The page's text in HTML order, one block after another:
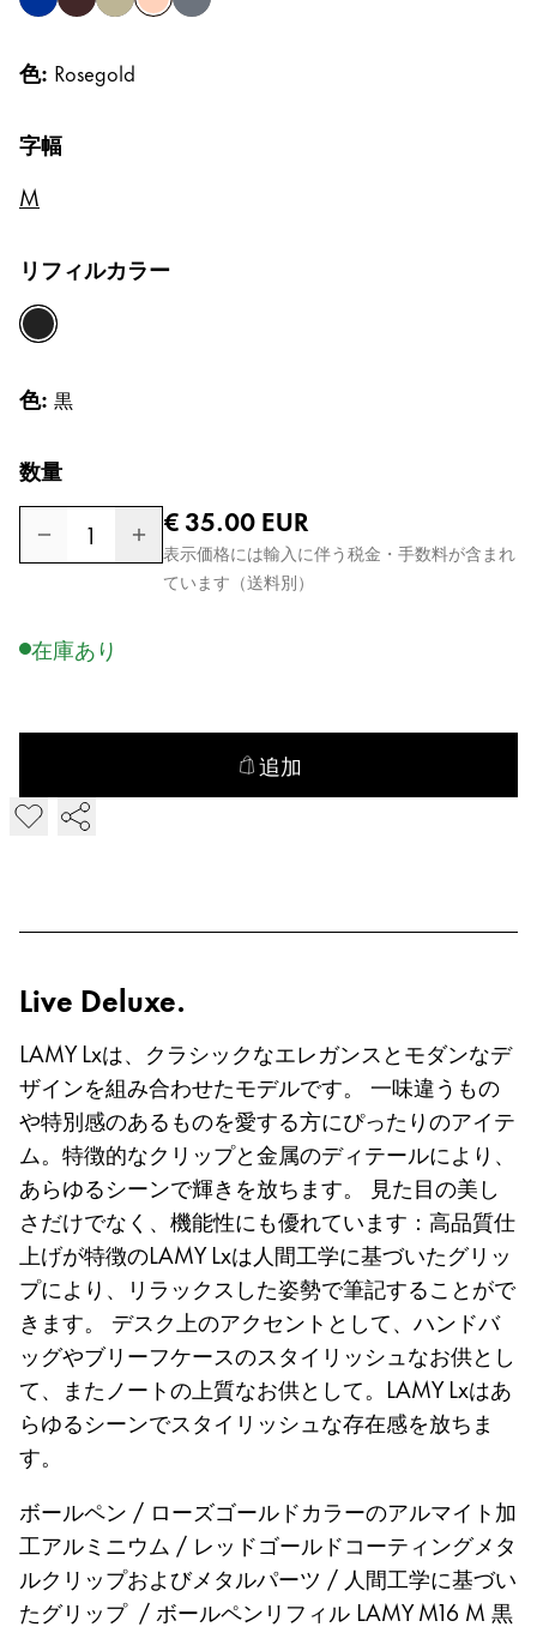
Gifts & Engraving
Holiday Special
Inspiration
LAMY x Kunstpalast
Creative Writing
Company
Corporate Culture
Quality
Pioneering spirit
JA/IE
この地域には、Lamyが顧客に提供している言語の
Greece
Ελληνικά
Poland
polski
Romania
română
Sweden
svenska
Türkiye
Türkçe
Central America and Caribbean
この地域には、Lamyが顧客に提供している言語の
North America
この地域には、Lamyが顧客に提供している言語の
South America
この地域には、Lamyが顧客に提供している言語の
Brazil
português
登録
bluemarronpalladium
rosegoldruthenium
色: Rosegold
字幅
M
リフィルカラー
黒
色: 黒
数量
1
通常価格
€ 35.00EUR
表示価格には輸入に伴う税金・手数料が含まれ
ています（送料別）
在庫あり
追加
LAMY Lx ボールペン を追加
Live Deluxe.
LAMY Lxは、クラシックなエレガンスとモダンなデ
ザインを組み合わせたモデルです。 一味違うもの
や特別感のあるものを愛する方にぴったりのアイテ
ム。特徴的なクリップと金属のディテールにより、
あらゆるシーンで輝きを放ちます。 見た目の美し
さだけでなく、機能性にも優れています：高品質仕
上げが特徴のLAMY Lxは人間工学に基づいたグリッ
プにより、リラックスした姿勢で筆記することがで
きます。 デスク上のアクセントとして、ハンドバ
ッグやブリーフケースのスタイリッシュなお供とし
て、またノートの上質なお供として。LAMY Lxはあ
らゆるシーンでスタイリッシュな存在感を放ちま
す。
ボールペン / ローズゴールドカラーのアルマイト加
工アルミニウム / レッドゴールドコーティングメタ
ルクリップおよびメタルパーツ / 人間工学に基づい
たグリップ / ボールペンリフィル LAMY M16 M 黒